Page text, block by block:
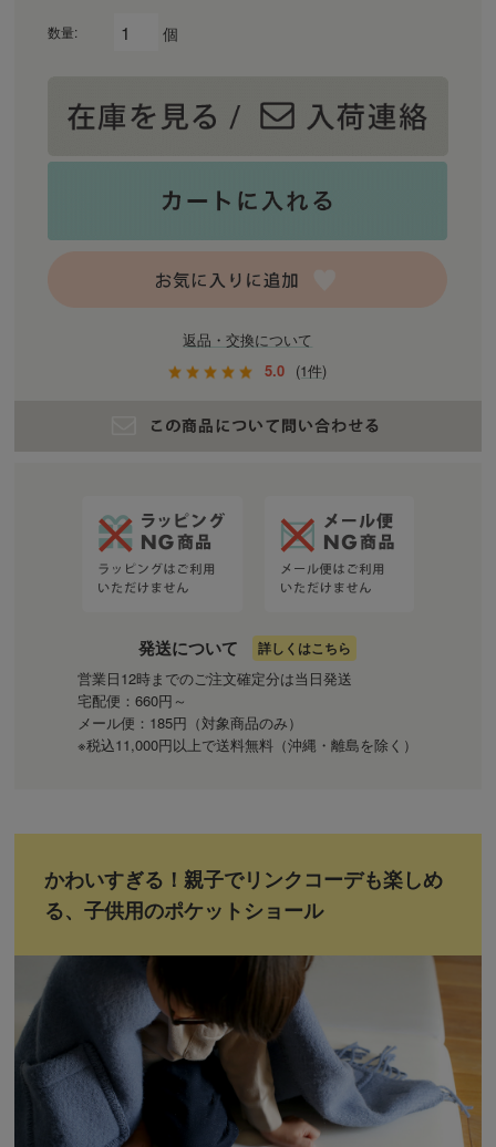
数量: 個
返品・交換について
5.0 (1件)
発送について 詳しくはこちら
営業日12時までのご注文確定分は当日発送
宅配便：660円～
メール便：185円（対象商品のみ）
※税込11,000円以上で送料無料（沖縄・離島を除く）
かわいすぎる！親子でリンクコーデも楽しめ
る、子供用のポケットショール